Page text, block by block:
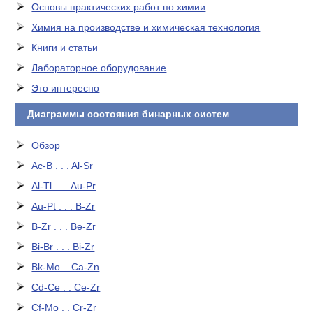
Основы практических работ по химии
Химия на производстве и химическая технология
Книги и статьи
Лабораторное оборудование
Это интересно
Диаграммы состояния бинарных систем
Обзор
Ac-B . . . Al-Sr
Al-Tl . . . Au-Pr
Au-Pt . . . B-Zr
B-Zr . . . Be-Zr
Bi-Br . . . Bi-Zr
Bk-Mo . .Ca-Zn
Cd-Ce . . Ce-Zr
Cf-Mo . . Cr-Zr